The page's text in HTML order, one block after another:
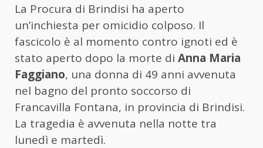
La Procura di Brindisi ha aperto
un’inchiesta per omicidio colposo. Il
fascicolo è al momento contro ignoti ed è
stato aperto dopo la morte di Anna Maria
Faggiano, una donna di 49 anni avvenuta
nel bagno del pronto soccorso di
Francavilla Fontana, in provincia di Brindisi.
La tragedia è avvenuta nella notte tra
lunedì e martedì.